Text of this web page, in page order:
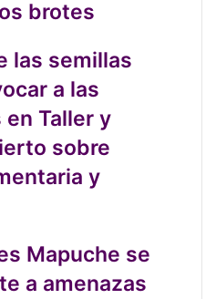
brotes
las semillas
a las
Taller y
sobre
y
Mapuche se
a amenazas